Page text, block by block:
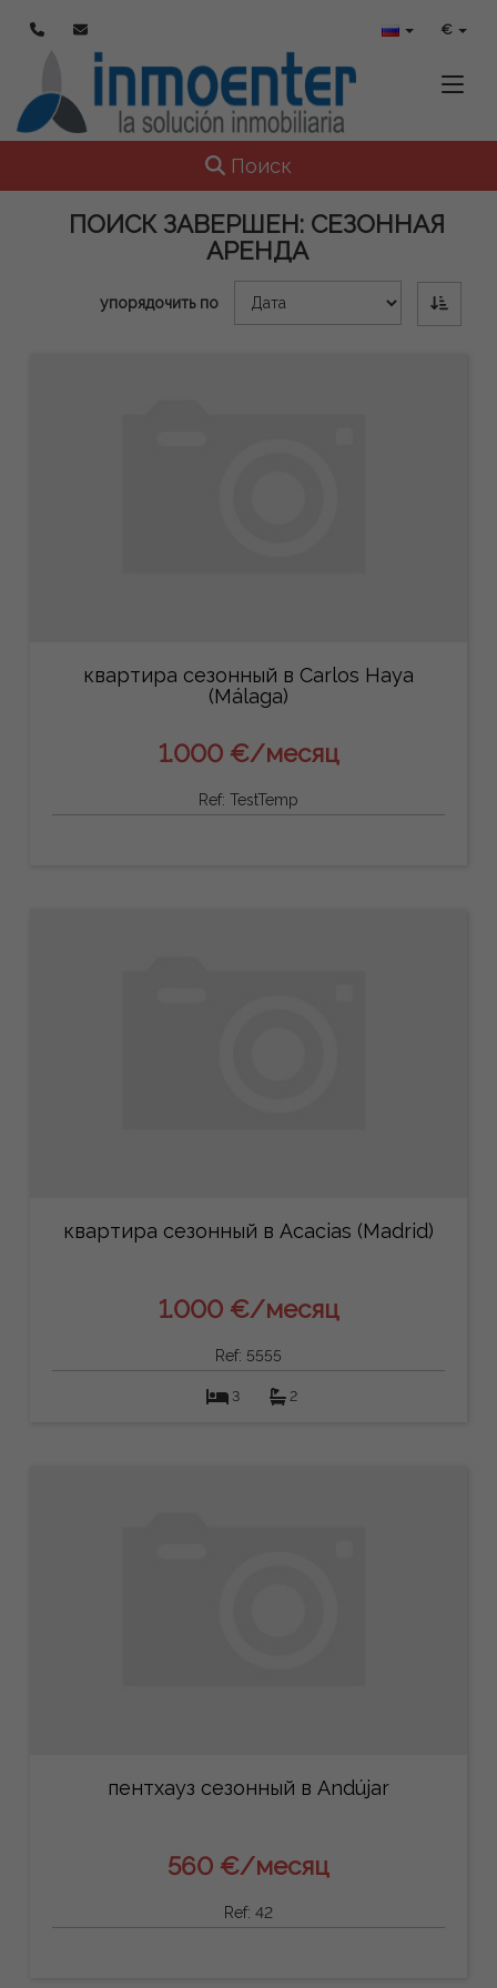
€
Toggle navigation
Поиск
ПОИСК ЗАВЕРШЕН: СЕЗОННАЯ
АРЕНДА
упорядочить по
квартира сезонный в Carlos Haya
(Málaga)
1.000 €/месяц
Ref: TestTemp
квартира сезонный в Acacias (Madrid)
1.000 €/месяц
Ref: 5555
3 2
пентхауз сезонный в Andújar
560 €/месяц
Ref: 42